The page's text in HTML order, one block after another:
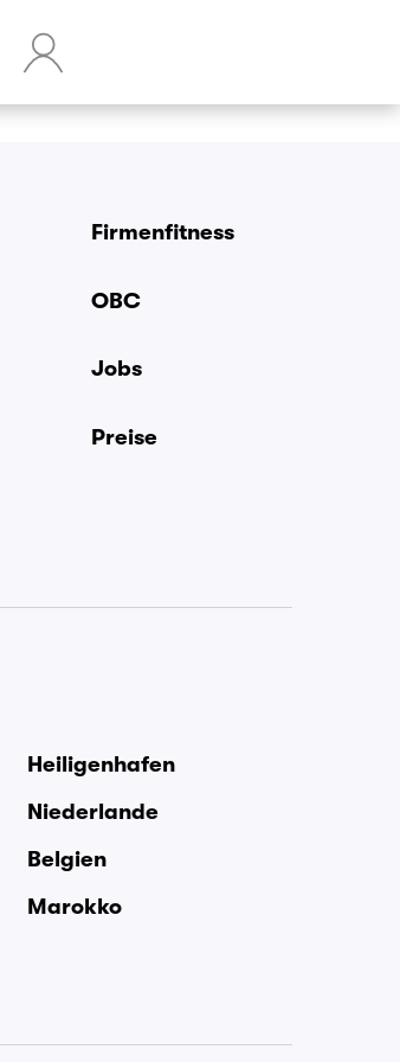
Firmenfitness
OBC
Jobs
Preise
Heiligenhafen
Niederlande
Belgien
Marokko